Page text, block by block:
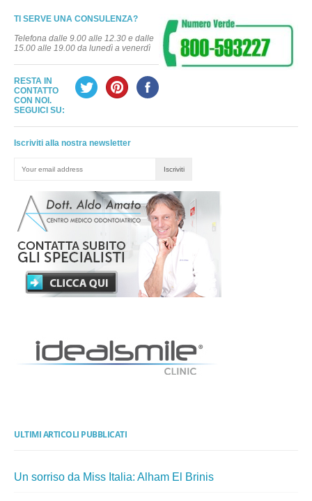
TI SERVE UNA CONSULENZA?
Telefona dalle 9.00 alle 12.30 e dalle
15.00 alle 19.00 da lunedì a venerdì
RESTA IN
CONTATTO
CON NOI.
SEGUICI SU:
Iscriviti alla nostra newsletter
ULTIMI ARTICOLI PUBBLICATI
Un sorriso da Miss Italia: Alham El Brinis